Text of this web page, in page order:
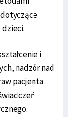
i
nadzór nad
pacjenta